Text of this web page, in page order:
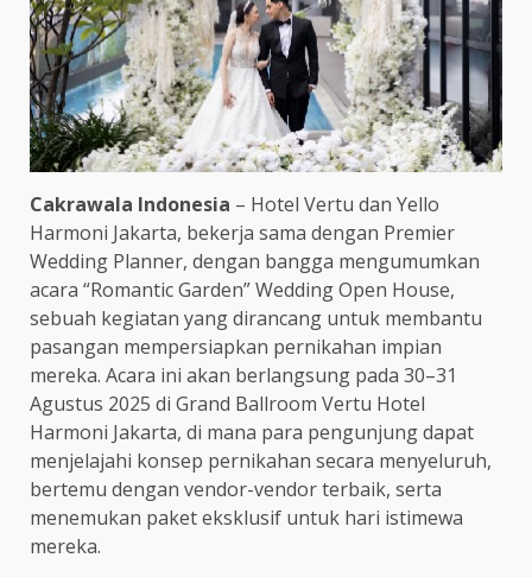
Cakrawala Indonesia – Hotel Vertu dan Yello
Harmoni Jakarta, bekerja sama dengan Premier
Wedding Planner, dengan bangga mengumumkan
acara “Romantic Garden” Wedding Open House,
sebuah kegiatan yang dirancang untuk membantu
pasangan mempersiapkan pernikahan impian
mereka. Acara ini akan berlangsung pada 30–31
Agustus 2025 di Grand Ballroom Vertu Hotel
Harmoni Jakarta, di mana para pengunjung dapat
menjelajahi konsep pernikahan secara menyeluruh,
bertemu dengan vendor-vendor terbaik, serta
menemukan paket eksklusif untuk hari istimewa
mereka.